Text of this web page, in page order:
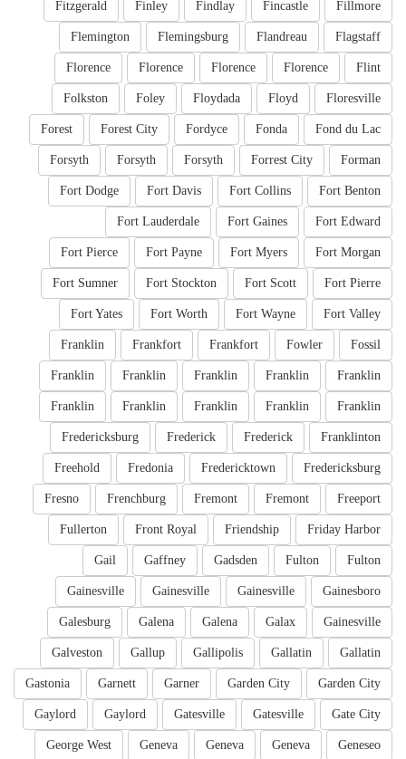
Fillmore
Fincastle
Findlay
Finley
Fitzgerald
Flagstaff
Flandreau
Flemingsburg
Flemington
Flint
Florence
Florence
Florence
Florence
Floresville
Floyd
Floydada
Foley
Folkston
Fond du Lac
Fonda
Fordyce
Forest City
Forest
Forman
Forrest City
Forsyth
Forsyth
Forsyth
Fort Benton
Fort Collins
Fort Davis
Fort Dodge
Fort Edward
Fort Gaines
Fort Lauderdale
Fort Morgan
Fort Myers
Fort Payne
Fort Pierce
Fort Pierre
Fort Scott
Fort Stockton
Fort Sumner
Fort Valley
Fort Wayne
Fort Worth
Fort Yates
Fossil
Fowler
Frankfort
Frankfort
Franklin
Franklin
Franklin
Franklin
Franklin
Franklin
Franklin
Franklin
Franklin
Franklin
Franklin
Franklinton
Frederick
Frederick
Fredericksburg
Fredericksburg
Fredericktown
Fredonia
Freehold
Freeport
Fremont
Fremont
Frenchburg
Fresno
Friday Harbor
Friendship
Front Royal
Fullerton
Fulton
Fulton
Gadsden
Gaffney
Gail
Gainesboro
Gainesville
Gainesville
Gainesville
Gainesville
Galax
Galena
Galena
Galesburg
Gallatin
Gallatin
Gallipolis
Gallup
Galveston
Garden City
Garden City
Garner
Garnett
Gastonia
Gate City
Gatesville
Gatesville
Gaylord
Gaylord
Geneseo
Geneva
Geneva
Geneva
George West